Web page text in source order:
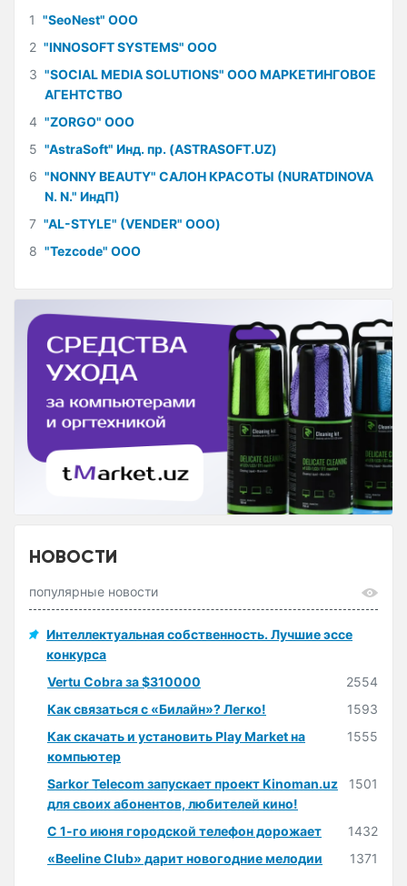
1 "SeoNest" ООО
2 "INNOSOFT SYSTEMS" ООО
3 "SOCIAL MEDIA SOLUTIONS" ООО МАРКЕТИНГОВОЕ
АГЕНТСТВО
4 "ZORGO" ООО
5 "AstraSoft" Инд. пр. (ASTRASOFT.UZ)
6 "NONNY BEAUTY" САЛОН КРАСОТЫ (NURATDINOVA
N. N." ИндП)
7 "AL-STYLE" (VENDER" ООО)
8 "Tezcode" ООО
НОВОСТИ
популярные новости
Интеллектуальная собственность. Лучшие эссе
конкурса
Vertu Cobra за $310000
2554
Как связаться с «Билайн»? Легко!
1593
Как скачать и установить Play Market на
компьютер
1555
Sarkor Telecom запускает проект Kinoman.uz
для своих абонентов, любителей кино!
1501
С 1-го июня городской телефон дорожает
1432
«Beeline Club» дарит новогодние мелодии
1371